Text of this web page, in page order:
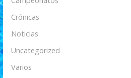
Crónicas
Noticias
Uncategorized
Varios